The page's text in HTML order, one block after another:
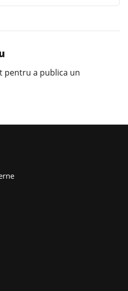
pentru a publica un